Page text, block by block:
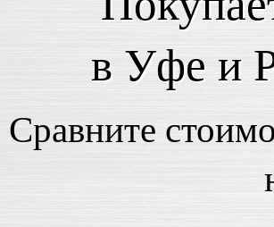
в Уфе и
Сравните